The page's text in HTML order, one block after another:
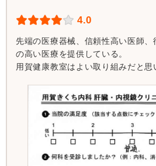
4.0
先端の医療器械、信頼性高い医師
の高い医療を提供している。
用賀健康教室はよい取り組みだと思